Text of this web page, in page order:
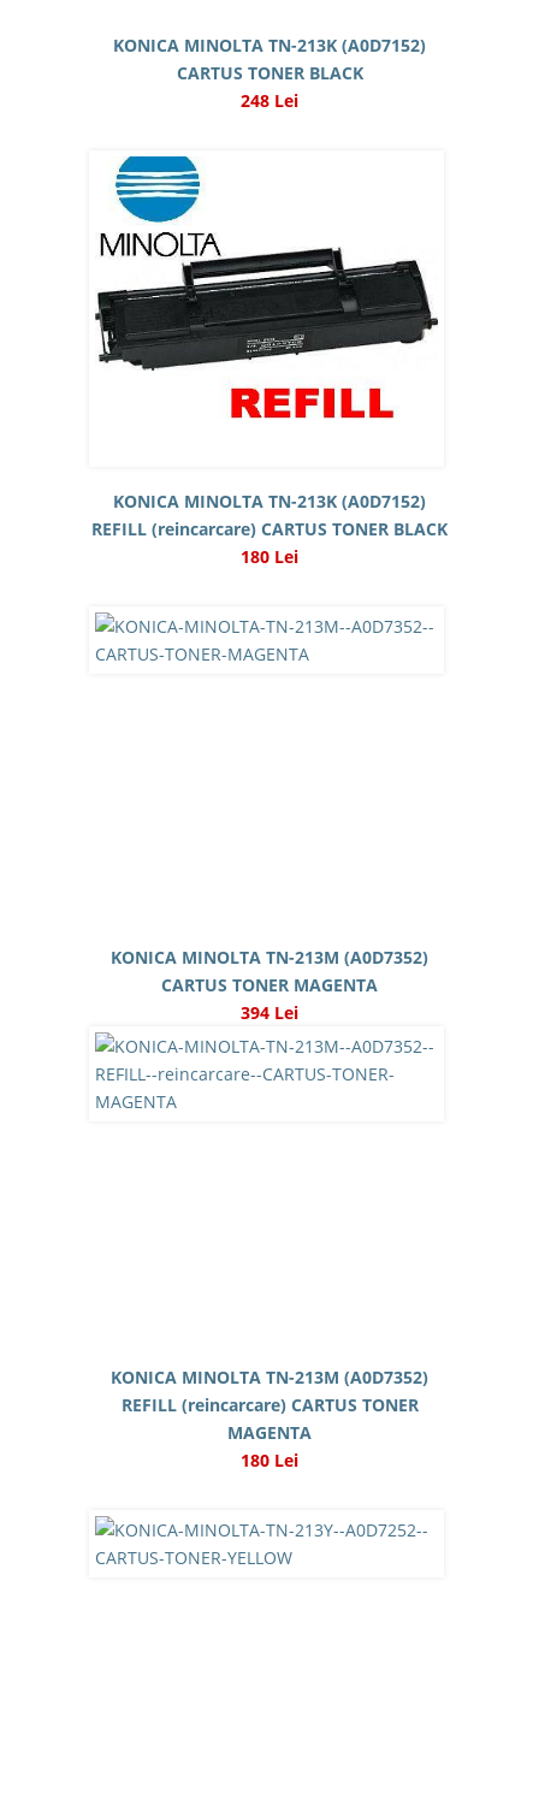
KONICA MINOLTA TN-213K (A0D7152)
CARTUS TONER BLACK
248 Lei
KONICA MINOLTA TN-213K (A0D7152)
REFILL (reincarcare) CARTUS TONER BLACK
180 Lei
KONICA MINOLTA TN-213M (A0D7352)
CARTUS TONER MAGENTA
394 Lei
KONICA MINOLTA TN-213M (A0D7352)
REFILL (reincarcare) CARTUS TONER
MAGENTA
180 Lei